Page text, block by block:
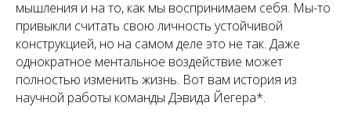
мышления и на то, как мы воспринимаем себя. Мы-то
привыкли считать свою личность устойчивой
конструкцией, но на самом деле это не так. Даже
однократное ментальное воздействие может
полностью изменить жизнь. Вот вам история из
научной работы команды Дэвида Йегера*.